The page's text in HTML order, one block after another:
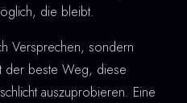
die bleibt.
Versprechen, sondern
der beste Weg, diese
auszuprobieren. Eine